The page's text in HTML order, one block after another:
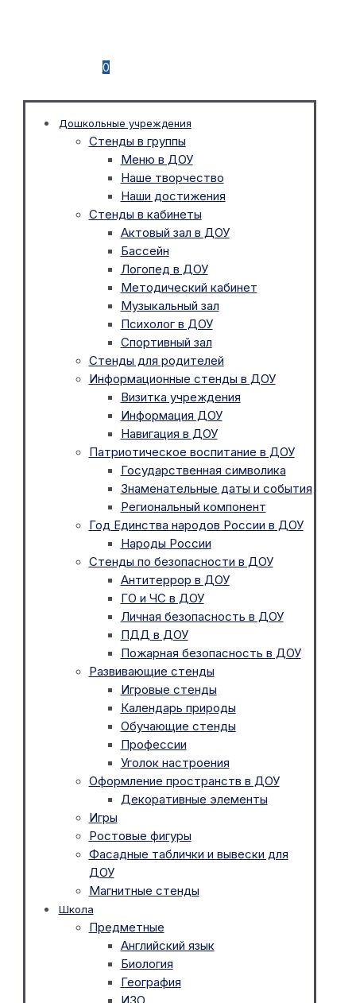
0
Дошкольные учреждения
Стенды в группы
Меню в ДОУ
Наше творчество
Наши достижения
Стенды в кабинеты
Актовый зал в ДОУ
Бассейн
Логопед в ДОУ
Методический кабинет
Музыкальный зал
Психолог в ДОУ
Спортивный зал
Стенды для родителей
Информационные стенды в ДОУ
Визитка учреждения
Информация ДОУ
Навигация в ДОУ
Патриотическое воспитание в ДОУ
Государственная символика
Знаменательные даты и события
Региональный компонент
Год Единства народов России в ДОУ
Народы России
Стенды по безопасности в ДОУ
Антитеррор в ДОУ
ГО и ЧС в ДОУ
Личная безопасность в ДОУ
ПДД в ДОУ
Пожарная безопасность в ДОУ
Развивающие стенды
Игровые стенды
Календарь природы
Обучающие стенды
Профессии
Уголок настроения
Оформление пространств в ДОУ
Декоративные элементы
Игры
Ростовые фигуры
Фасадные таблички и вывески для
ДОУ
Магнитные стенды
Школа
Предметные
Английский язык
Биология
География